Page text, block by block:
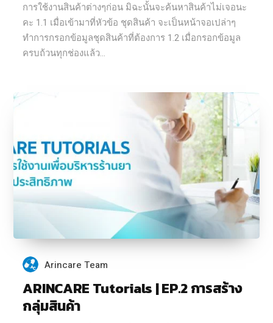
การใช้งานสินค้าต่างๆก่อน มิฉะนั้นจะค้นหาสินค้าไม่เจอนะ
คะ 1.1 เมื่อเข้ามาที่หัวข้อ ชุดสินค้า จะเป็นหน้าจอเปล่าๆ
ทำการกรอกข้อมูลชุดสินค้าที่ต้องการ 1.2 เมื่อกรอกข้อมูล
ครบถ้วนทุกช่องแล้ว...
Arincare Team
ARINCARE Tutorials | EP.2 การสร้าง
กลุ่มสินค้า